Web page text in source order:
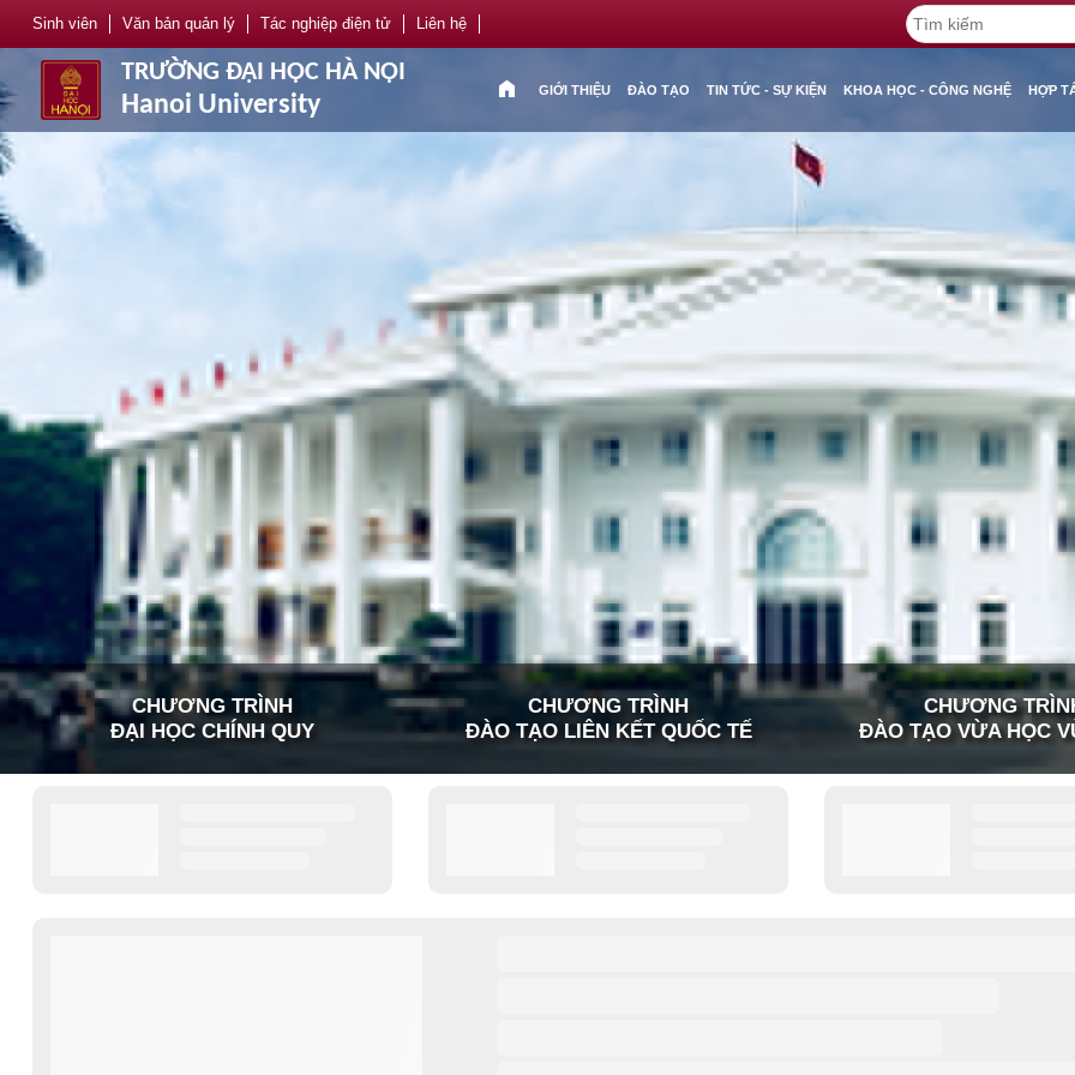
Sinh viên Văn bản quản lý Tác nghiệp điện tử Liên hệ
TRƯỜNG ĐẠI HỌC HÀ NỘI
Hanoi University
home GIỚI THIỆU ĐÀO TẠO TIN TỨC - SỰ KIỆN KHOA HỌC - CÔNG NGHỆ HỢP
CHƯƠNG TRÌNH
ĐẠI HỌC CHÍNH QUY
CHƯƠNG TRÌNH
ĐÀO TẠO LIÊN KẾT QUỐC TẾ
CHƯƠNG
ĐÀO TẠO VỪA HỌC